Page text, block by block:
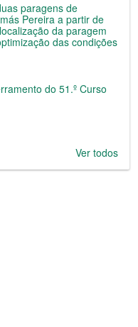
paragens de
Pereira a partir de
da paragem
das condições
do 51.º Curso
Ver todos